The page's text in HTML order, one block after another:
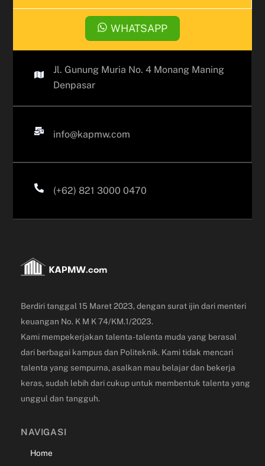
WHATSAPP
Jl. Gunung Muria No. 4 Monang Maning
Denpasar
info@kapmw.com
(+62) 821 3000 0470
Berdiri tanggal 15 Maret 2023, dengan surat ijin dari menteri
keuangan No. K M K 74/KM.1/2023.
Kami mempekerjakan talenta-talenta muda yang berasal
dari berbagai kampus dan Politeknik. Kami tidak mencari
talenta yang sempurna, asalkan mau belajar dan bekerja
keras, sudah lebih dari cukup untuk membentuk talenta yang
unggul dan tangguh.
NAVIGASI
Home